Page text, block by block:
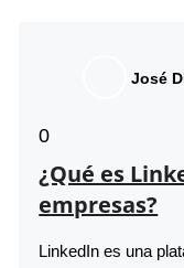
José
0
¿Qué es
empresas?
LinkedIn es una